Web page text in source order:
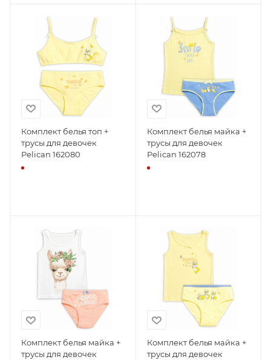
Комплект белья топ +
трусы для девочек
Pelican 162080
Комплект белья майка +
трусы для девочек
Pelican 162078
Комплект белья майка +
трусы для девочек
Комплект белья майка +
трусы для девочек